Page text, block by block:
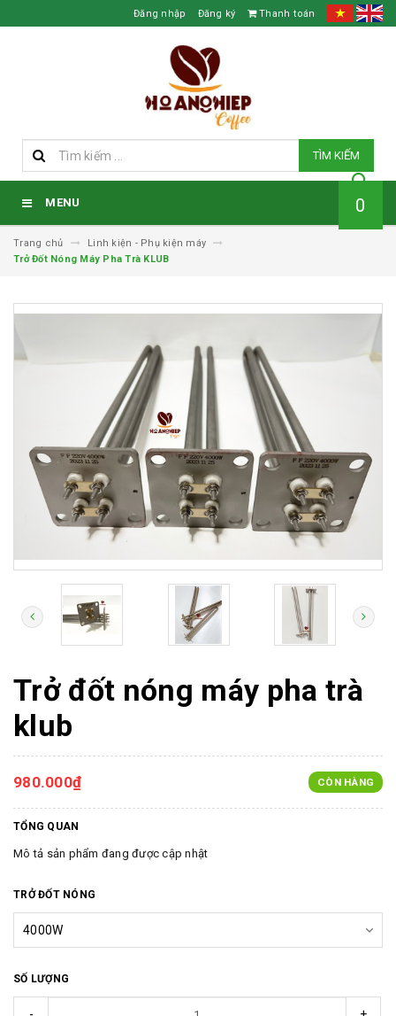
Đăng nhập Đăng ký Thanh toán
TÌM KIẾM
MENU 0
Trang chủ
Linh kiện - Phụ kiện máy
Trở Đốt Nóng Máy Pha Trà KLUB
Trở đốt nóng máy pha trà
klub
980.000₫ CÒN HÀNG
TỔNG QUAN
Mô tả sản phẩm đang được cập nhật
TRỞ ĐỐT NÓNG
SỐ LƯỢNG